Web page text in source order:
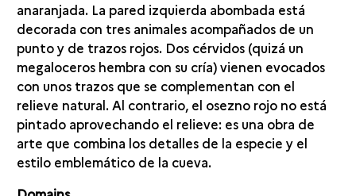
anaranjada. La pared izquierda abombada está
decorada con tres animales acompañados de un
punto y de trazos rojos. Dos cérvidos (quizá un
megaloceros hembra con su cría) vienen evocados
con unos trazos que se complementan con el
relieve natural. Al contrario, el osezno rojo no está
pintado aprovechando el relieve: es una obra de
arte que combina los detalles de la especie y el
estilo emblemático de la cueva.